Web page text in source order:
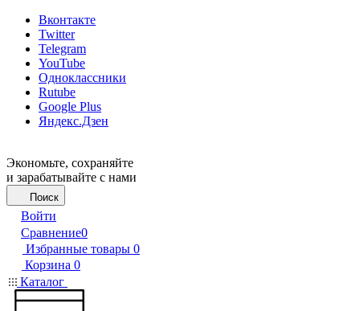
Вконтакте
Twitter
Telegram
YouTube
Одноклассники
Rutube
Google Plus
Яндекс.Дзен
Экономьте, сохраняйте
и зарабатывайте с нами
Поиск
Войти
Сравнение0
Избранные товары 0
Корзина 0
Каталог